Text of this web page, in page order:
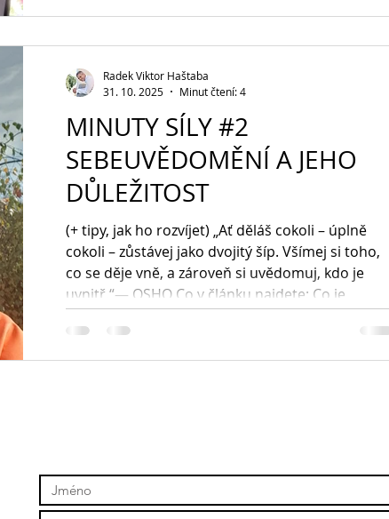
telefon silnější než e-mail? Proč se vyplatí
obchodní strategii? Proč je někdy důležitější
zachovat druhé straně tvář než vyh
MINUTY SÍLY #2
SEBEUVĚDOMĚNÍ A JEHO
DŮLEŽITOST
(+ tipy, jak ho rozvíjet) „Ať děláš cokoli – úplně
cokoli – zůstávej jako dvojitý šíp. Všímej si toho,
co se děje vně, a zároveň si uvědomuj, kdo je
uvnitř.“— OSHO Co v článku najdete: Co je
sebeuvědomování / sebeuvědomění a proč je to
důležité Jak se sebeuvědomovat: tipy a praktické
návody Prošel jsem několika životními krizemi i
Radek Viktor Haštaba
31. 10. 2025
Minut čtení: 4